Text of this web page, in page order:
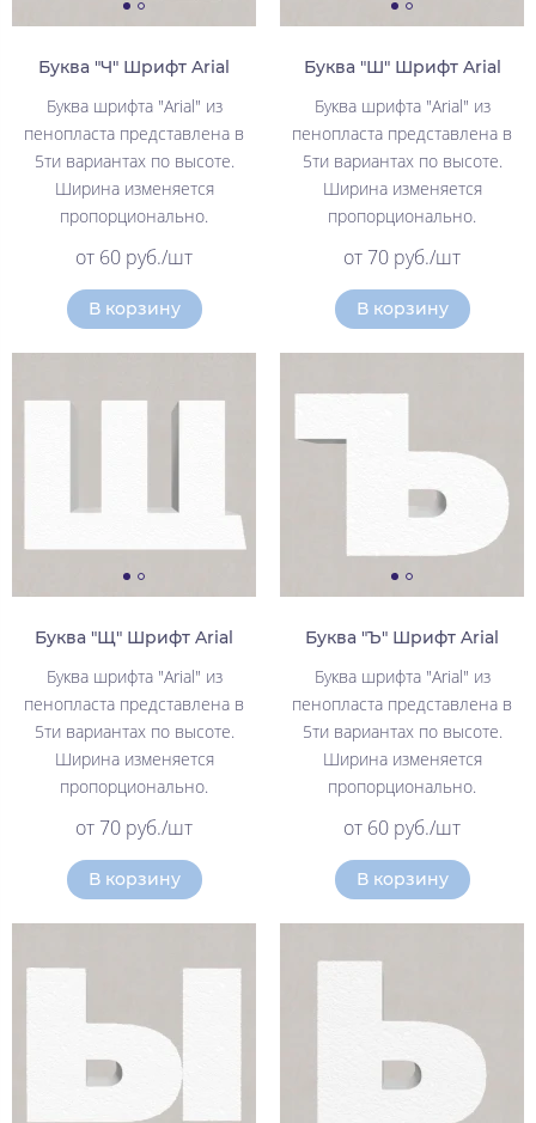
Буква "Ч" Шрифт Arial
Буква шрифта "Arial" из
пенопласта представлена в
5ти вариантах по высоте.
Ширина изменяется
пропорционально.
от 60 руб./шт
В корзину
Буква "Ш" Шрифт Arial
Буква шрифта "Arial" из
пенопласта представлена в
5ти вариантах по высоте.
Ширина изменяется
пропорционально.
от 70 руб./шт
В корзину
Буква "Щ" Шрифт Arial
Буква шрифта "Arial" из
пенопласта представлена в
5ти вариантах по высоте.
Ширина изменяется
пропорционально.
от 70 руб./шт
В корзину
Буква "Ъ" Шрифт Arial
Буква шрифта "Arial" из
пенопласта представлена в
5ти вариантах по высоте.
Ширина изменяется
пропорционально.
от 60 руб./шт
В корзину